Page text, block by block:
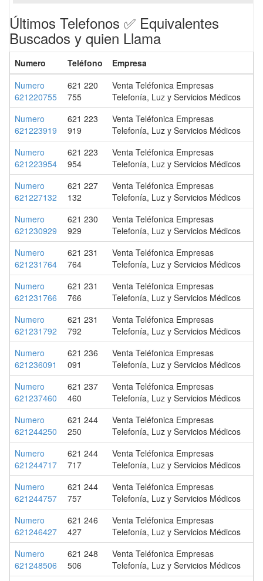
Últimos Telefonos ✅ Equivalentes
Buscados y quien Llama
Numero Teléfono
Empresa
Numero
621220755
621 220
755
Venta Teléfonica Empresas
Telefonía, Luz y Servicios Médicos
Numero
621223919
621 223
919
Venta Teléfonica Empresas
Telefonía, Luz y Servicios Médicos
Numero
621223954
621 223
954
Venta Teléfonica Empresas
Telefonía, Luz y Servicios Médicos
Numero
621227132
621 227
132
Venta Teléfonica Empresas
Telefonía, Luz y Servicios Médicos
Numero
621230929
621 230
929
Venta Teléfonica Empresas
Telefonía, Luz y Servicios Médicos
Numero
621231764
621 231
764
Venta Teléfonica Empresas
Telefonía, Luz y Servicios Médicos
Numero
621231766
621 231
766
Venta Teléfonica Empresas
Telefonía, Luz y Servicios Médicos
Numero
621231792
621 231
792
Venta Teléfonica Empresas
Telefonía, Luz y Servicios Médicos
Numero
621236091
621 236
091
Venta Teléfonica Empresas
Telefonía, Luz y Servicios Médicos
Numero
621237460
621 237
460
Venta Teléfonica Empresas
Telefonía, Luz y Servicios Médicos
Numero
621244250
621 244
250
Venta Teléfonica Empresas
Telefonía, Luz y Servicios Médicos
Numero
621244717
621 244
717
Venta Teléfonica Empresas
Telefonía, Luz y Servicios Médicos
Numero
621244757
621 244
757
Venta Teléfonica Empresas
Telefonía, Luz y Servicios Médicos
Numero
621246427
621 246
427
Venta Teléfonica Empresas
Telefonía, Luz y Servicios Médicos
Numero
621248506
621 248
506
Venta Teléfonica Empresas
Telefonía, Luz y Servicios Médicos